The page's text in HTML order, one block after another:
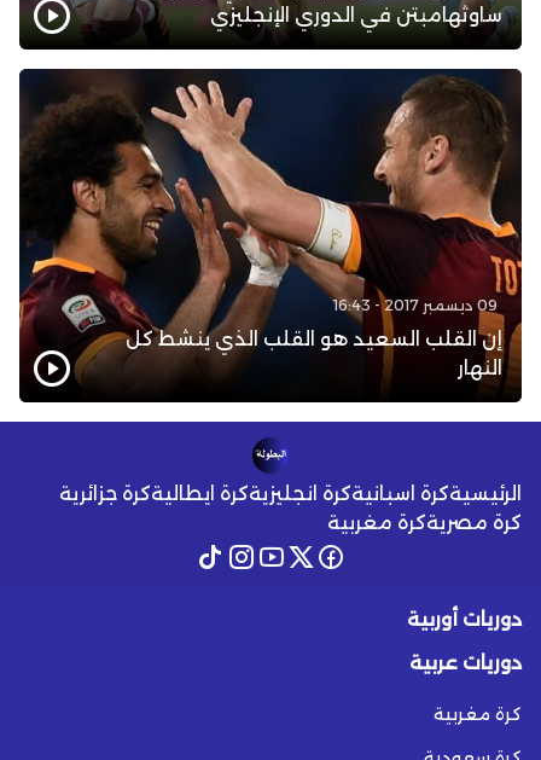
ساوثهامبتن في الدوري الإنجليزي
09 ديسمبر 2017 - 16:43
إن القلب السعيد هو القلب الذي ينشط كل
النهار
الرئيسيةكرة اسبانيةكرة انجليزيةكرة ايطاليةكرة جزائرية
كرة مصريةكرة مغربية
دوريات أوربية
دوريات عربية
كرة مغربية